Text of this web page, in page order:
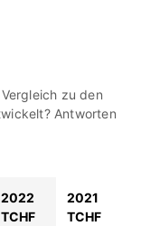
zu den
Antworten
2022
TCHF
2021
TCHF